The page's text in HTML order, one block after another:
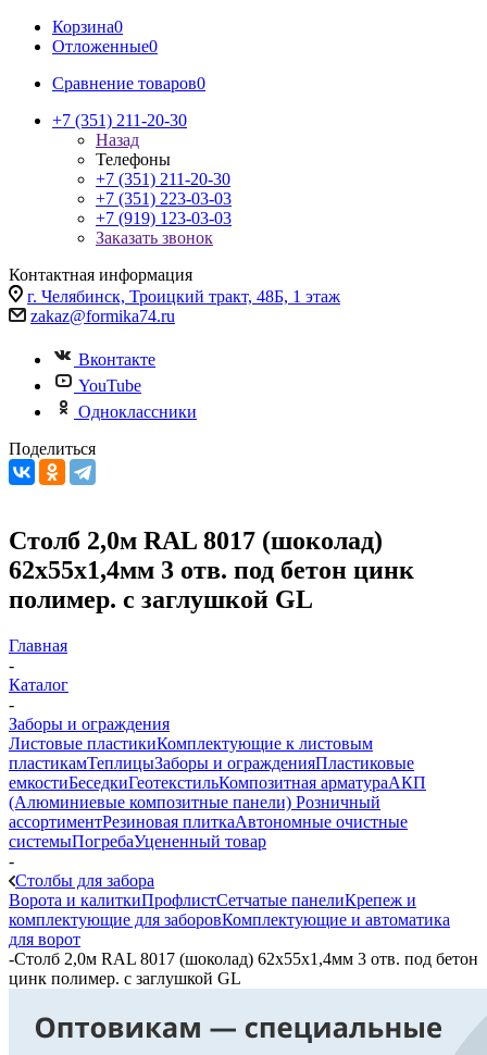
Корзина0
Отложенные0
Сравнение товаров0
+7 (351) 211-20-30
Назад
Телефоны
+7 (351) 211-20-30
+7 (351) 223-03-03
+7 (919) 123-03-03
Заказать звонок
Контактная информация
г. Челябинск, Троицкий тракт, 48Б, 1 этаж
zakaz@formika74.ru
Вконтакте
YouTube
Одноклассники
Поделиться
Столб 2,0м RAL 8017 (шоколад)
62х55х1,4мм 3 отв. под бетон цинк
полимер. с заглушкой GL
Главная
-
Каталог
-
Заборы и ограждения
Листовые пластикиКомплектующие к листовым
пластикамТеплицыЗаборы и огражденияПластиковые
емкостиБеседкиГеотекстильКомпозитная арматураАКП
(Алюминиевые композитные панели) Розничный
ассортиментРезиновая плиткаАвтономные очистные
системыПогребаУцененный товар
-
Столбы для забора
Ворота и калиткиПрофлистСетчатые панелиКрепеж и
комплектующие для заборовКомплектующие и автоматика
для ворот
-Столб 2,0м RAL 8017 (шоколад) 62х55х1,4мм 3 отв. под бетон
цинк полимер. с заглушкой GL